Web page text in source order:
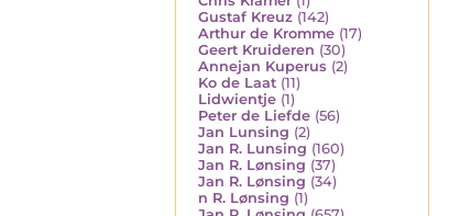
Gustaf Kreuz (142)
Arthur de Kromme (17)
Geert Kruideren (30)
Annejan Kuperus (2)
Ko de Laat (11)
Lidwientje (1)
Peter de Liefde (56)
Jan Lunsing (2)
Jan R. Lunsing (160)
Jan R. Lønsing (37)
Jan R. Lønsing (34)
n R. Lønsing (1)